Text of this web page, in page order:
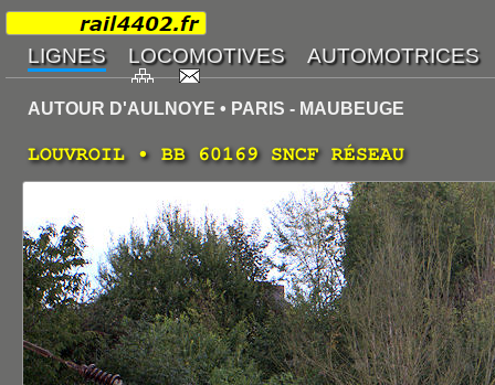
AUTOUR D'AULNOYE • PARIS - MAUBEUGE
LOUVROIL • BB 60169 SNCF RÉSEAU